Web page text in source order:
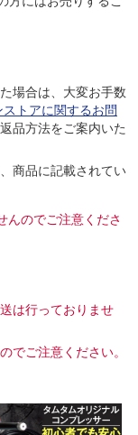
場合は、大変お手数
ストアに関するお問
品方法をご案内いた
商品に記載されてい
んのでご注意くださ
は行っておりませ
でご注意ください。